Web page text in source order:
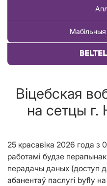
Віцебская
на сетцы г.
25 красавіка 2026 года з
работамi будзе перапынак
перадачы даных (доступ
абанентаў паслугі byfly